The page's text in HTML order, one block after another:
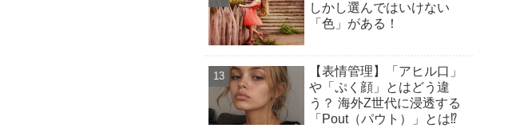
しかし選んではいけない
「色」がある！
【表情管理】「アヒル口」
や「ぷく顔」とはどう違
う？ 海外Z世代に浸透する
「Pout（パウト）」とは⁉︎